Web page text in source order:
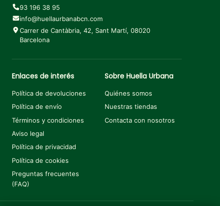
93 196 38 95
info@huellaurbanabcn.com
Carrer de Cantàbria, 42, Sant Martí, 08020
Barcelona
Enlaces de interés
Política de devoluciones
Política de envío
Términos y condiciones
Aviso legal
Política de privacidad
Política de cookies
Preguntas frecuentes
(FAQ)
Sobre Huella Urbana
Quiénes somos
Nuestras tiendas
Contacta con nosotros